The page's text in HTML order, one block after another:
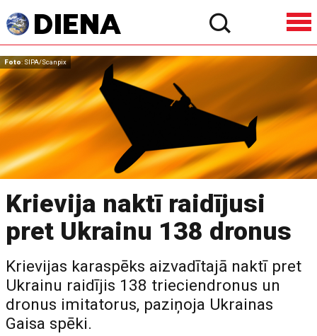
Foto: SIPA/Scanpix
Krievija naktī raidījusi
pret Ukrainu 138 dronus
Krievijas karaspēks aizvadītajā naktī pret
Ukrainu raidījis 138 trieciendronus un
dronus imitatorus, paziņoja Ukrainas
Gaisa spēki.